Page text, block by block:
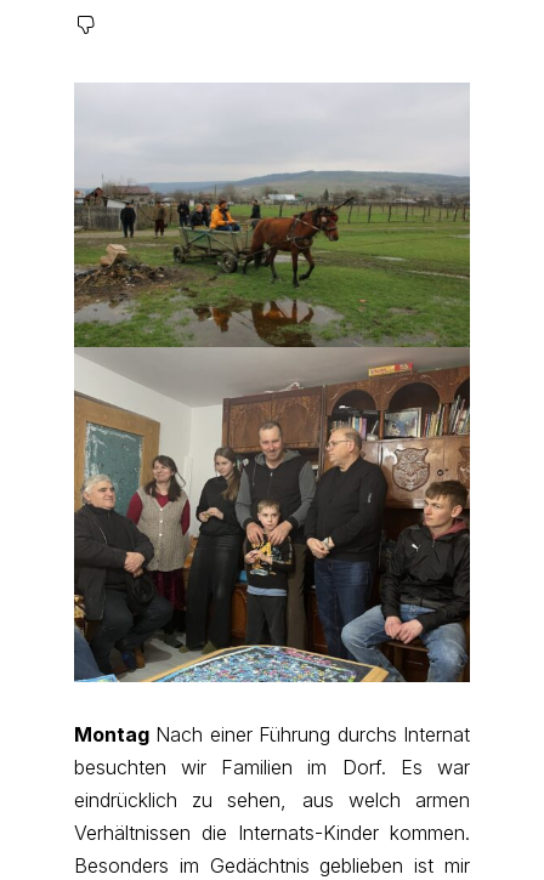
MontagNach einer Führung durchs Internat
besuchten wir Familien im Dorf. Es war
eindrücklich zu sehen, aus welch armen
Verhältnissen die Internats-Kinder kommen.
Besonders im Gedächtnis geblieben ist mir